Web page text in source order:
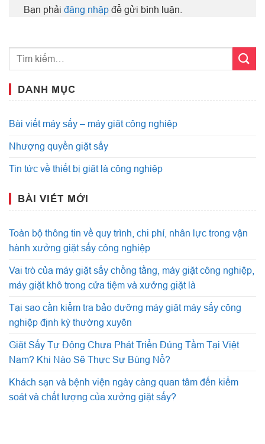
Bạn phải đăng nhập để gửi bình luận.
DANH MỤC
Bài viết máy sấy – máy giặt công nghiệp
Nhượng quyền giặt sấy
Tin tức về thiết bị giặt là công nghiệp
BÀI VIẾT MỚI
Toàn bộ thông tin về quy trình, chi phí, nhân lực trong vận
hành xưởng giặt sấy công nghiệp
Vai trò của máy giặt sấy chồng tầng, máy giặt công nghiệp,
máy giặt khô trong cửa tiệm và xưởng giặt là
Tại sao cần kiểm tra bảo dưỡng máy giặt máy sấy công
nghiệp định kỳ thường xuyên
Giặt Sấy Tự Động Chưa Phát Triển Đúng Tầm Tại Việt
Nam? Khi Nào Sẽ Thực Sự Bùng Nổ?
Khách sạn và bệnh viện ngày càng quan tâm đến kiểm
soát và chất lượng của xưởng giặt sấy?